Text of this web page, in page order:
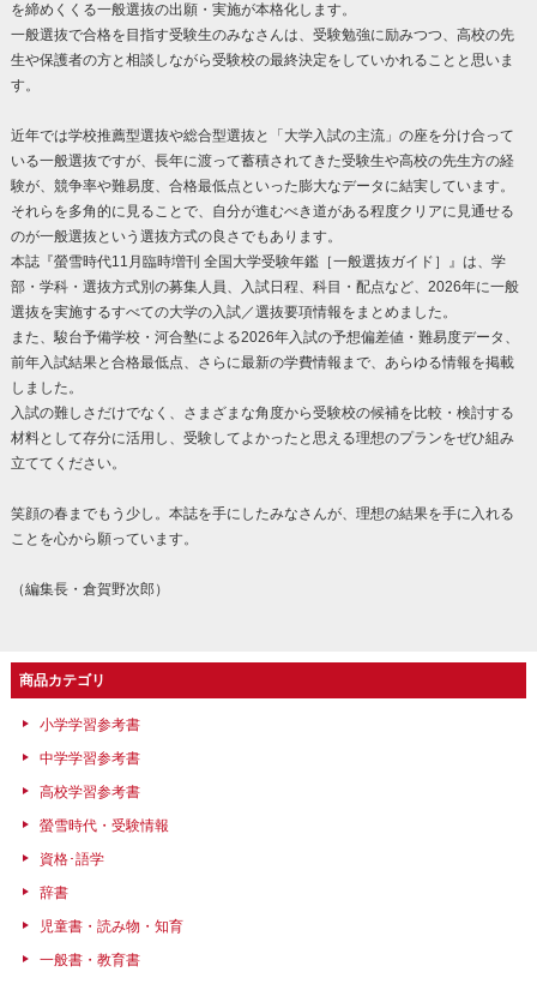
を締めくくる一般選抜の出願・実施が本格化します。
一般選抜で合格を目指す受験生のみなさんは、受験勉強に励みつつ、高校の先
生や保護者の方と相談しながら受験校の最終決定をしていかれることと思いま
す。
近年では学校推薦型選抜や総合型選抜と「大学入試の主流」の座を分け合って
いる一般選抜ですが、長年に渡って蓄積されてきた受験生や高校の先生方の経
験が、競争率や難易度、合格最低点といった膨大なデータに結実しています。
それらを多角的に見ることで、自分が進むべき道がある程度クリアに見通せる
のが一般選抜という選抜方式の良さでもあります。
本誌『螢雪時代11月臨時増刊 全国大学受験年鑑［一般選抜ガイド］』は、学
部・学科・選抜方式別の募集人員、入試日程、科目・配点など、2026年に一般
選抜を実施するすべての大学の入試／選抜要項情報をまとめました。
また、駿台予備学校・河合塾による2026年入試の予想偏差値・難易度データ、
前年入試結果と合格最低点、さらに最新の学費情報まで、あらゆる情報を掲載
しました。
入試の難しさだけでなく、さまざまな角度から受験校の候補を比較・検討する
材料として存分に活用し、受験してよかったと思える理想のプランをぜひ組み
立ててください。
笑顔の春までもう少し。本誌を手にしたみなさんが、理想の結果を手に入れる
ことを心から願っています。
（編集長・倉賀野次郎）
商品カテゴリ
小学学習参考書
中学学習参考書
高校学習参考書
螢雪時代・受験情報
資格･語学
辞書
児童書・読み物・知育
一般書・教育書